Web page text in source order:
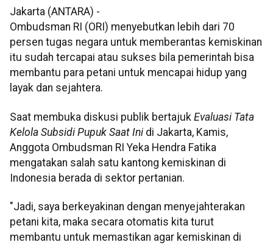
Jakarta (ANTARA) -
Ombudsman RI (ORI) menyebutkan lebih dari 70
persen tugas negara untuk memberantas kemiskinan
itu sudah tercapai atau sukses bila pemerintah bisa
membantu para petani untuk mencapai hidup yang
layak dan sejahtera.
Saat membuka diskusi publik bertajuk Evaluasi Tata
Kelola Subsidi Pupuk Saat Ini di Jakarta, Kamis,
Anggota Ombudsman RI Yeka Hendra Fatika
mengatakan salah satu kantong kemiskinan di
Indonesia berada di sektor pertanian.
"Jadi, saya berkeyakinan dengan menyejahterakan
petani kita, maka secara otomatis kita turut
membantu untuk memastikan agar kemiskinan di